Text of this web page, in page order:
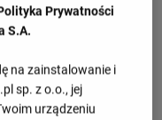
Prywatności
S.A.
na zainstalowanie i
sp. z o.o., jej
urządzeniu